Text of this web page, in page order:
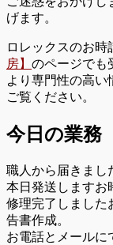
げます。
ロレックスのお時
房】 のページでも
より専門性の高い
ご覧ください。
今日の業務
職人から届きまし
本日発送しますお
修理完了しました
告書作成。
お電話とメールに